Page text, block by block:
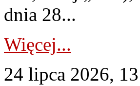
dnia 28...
Więcej...
24 lipca 2026,